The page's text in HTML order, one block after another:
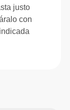
justo
con
indicada